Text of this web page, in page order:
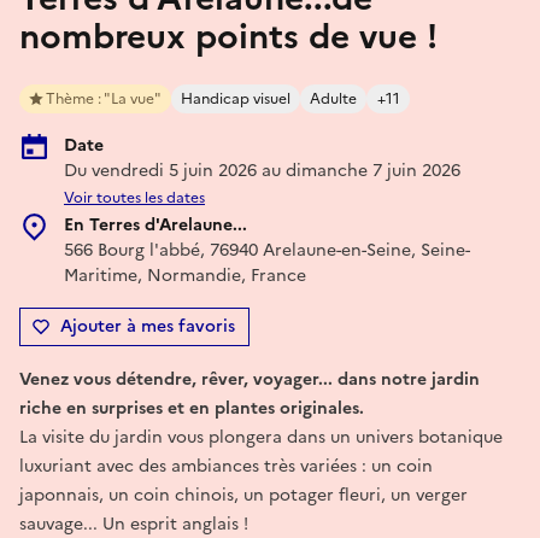
nombreux points de vue !
Thème : "La vue" Handicap visuel Adulte +11
Date
Du vendredi 5 juin 2026 au dimanche 7 juin 2026
Voir toutes les dates
En Terres d'Arelaune...
566 Bourg l'abbé, 76940 Arelaune-en-Seine, Seine-
Maritime, Normandie, France
Ajouter à mes favoris
Venez vous détendre, rêver, voyager... dans notre jardin
riche en surprises et en plantes originales.
La visite du jardin vous plongera dans un univers botanique
luxuriant avec des ambiances très variées : un coin
japonnais, un coin chinois, un potager fleuri, un verger
sauvage... Un esprit anglais !